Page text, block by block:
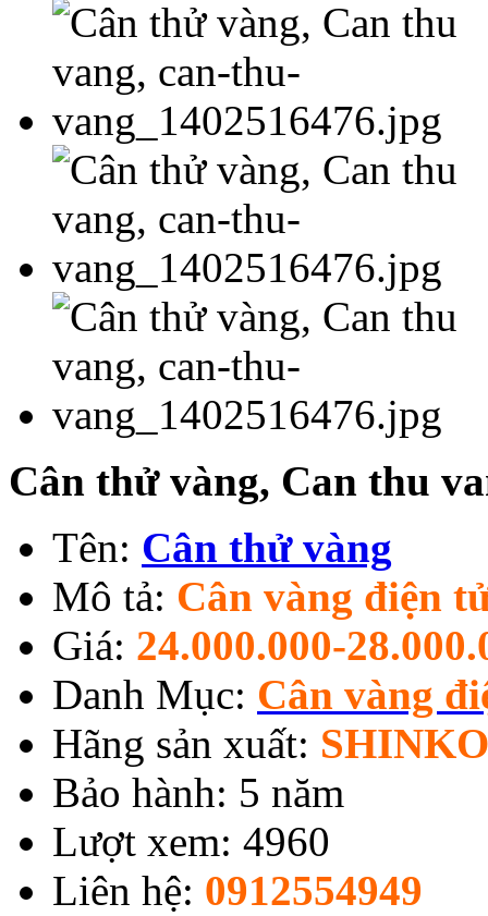
Cân thử vàng, Can thu
Tên: Cân thử vàng
Mô tả: Cân vàng điện
Giá: 24.000.000-
Danh Mục: Cân vàng
Hãng sản xuất:
Bảo hành: 5 năm
Lượt xem: 4960
Liên hệ: 0912554949